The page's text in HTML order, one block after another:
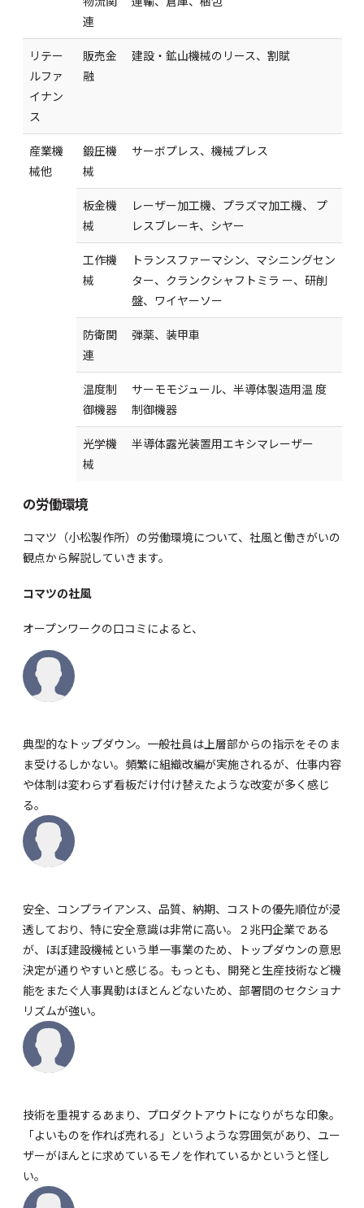
連
リテー
ルファ
イナン
ス
販売金
融
建設・鉱山機械のリース、割賦
産業機
械他
鍛圧機
械
サーボプレス、機械プレス
板金機
械
レーザー加工機、プラズマ加工機、 プ
レスブレーキ、シヤー
工作機
械
トランスファーマシン、マシニングセン
ター、クランクシャフトミラ ー、研削
盤、ワイヤーソー
防衛関
連
弾薬、装甲車
温度制
御機器
サーモモジュール、半導体製造用温 度
制御機器
光学機
械
半導体露光装置用エキシマレーザー
の労働環境
コマツ（小松製作所）の労働環境について、社風と働きがいの
観点から解説していきます。
コマツの社風
オープンワークの口コミによると、
典型的なトップダウン。一般社員は上層部からの指示をそのま
ま受けるしかない。頻繁に組織改編が実施されるが、仕事内容
や体制は変わらず看板だけ付け替えたような改変が多く感じ
る。
安全、コンプライアンス、品質、納期、コストの優先順位が浸
透しており、特に安全意識は非常に高い。２兆円企業である
が、ほぼ建設機械という単一事業のため、トップダウンの意思
決定が通りやすいと感じる。もっとも、開発と生産技術など機
能をまたぐ人事異動はほとんどないため、部署間のセクショナ
リズムが強い。
技術を重視するあまり、プロダクトアウトになりがちな印象。
「よいものを作れば売れる」というような雰囲気があり、ユー
ザーがほんとに求めているモノを作れているかというと怪し
い。